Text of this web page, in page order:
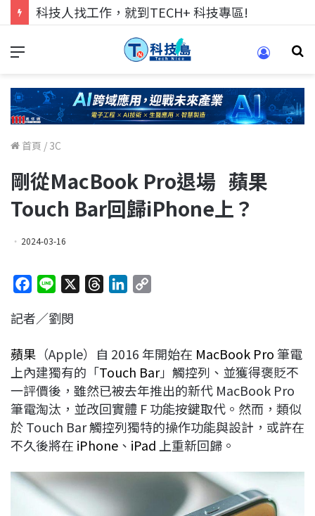
科技人找工作，就到TECH+ 科技專區!
首頁 / 3C
剛從MacBook Pro退場 蘋果
Touch Bar回歸iPhone上？
2024-03-16
c
b
o
o
k
n
a
d
s
e
d
I
n
L
i
n
k
記者／劉閔
蘋果 （Apple）自 2016 年開始在 MacBook Pro 筆電
上內建獨有的「Touch Bar」觸控列、並獲得褒貶不
一評價後，雖然已被去年推出的新代 MacBook Pro
筆電淘汰，並改回實體 F 功能按鍵取代。然而，類似
於 Touch Bar 觸控列獨特的操作功能與設計，或許在
不久後將在 iPhone 、 iPad 上重新回歸。